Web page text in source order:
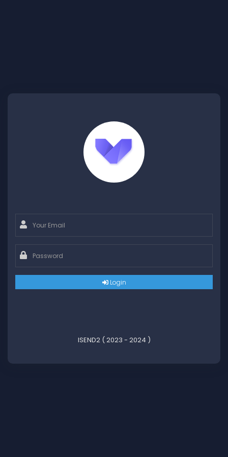
Login
ISEND2 ( 2023 - 2024 )